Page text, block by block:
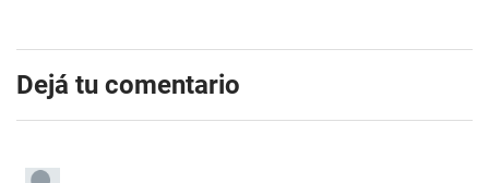
Dejá tu comentario